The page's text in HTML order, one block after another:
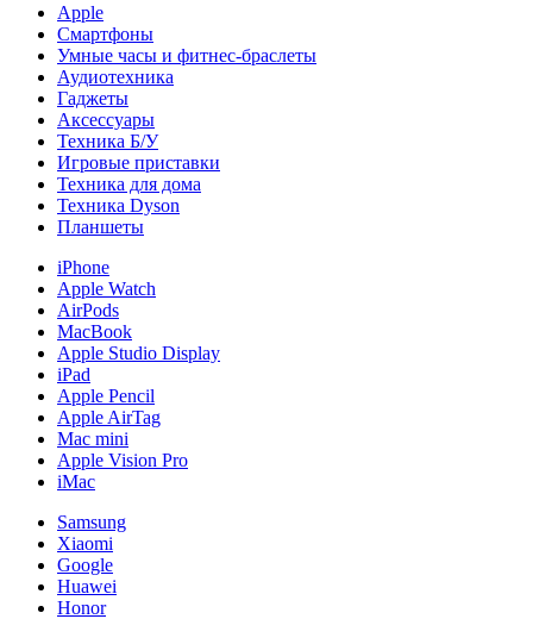
Apple
Смартфоны
Умные часы и фитнес-браслеты
Аудиотехника
Гаджеты
Аксессуары
Техника Б/У
Игровые приставки
Техника для дома
Техника Dyson
Планшеты
iPhone
Apple Watch
AirPods
MacBook
Apple Studio Display
iPad
Apple Pencil
Apple AirTag
Mac mini
Apple Vision Pro
iMac
Samsung
Xiaomi
Google
Huawei
Honor